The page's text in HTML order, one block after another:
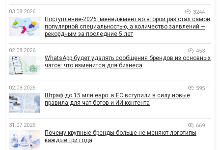
03.08.2026 3244
Поступление-2026: менеджмент во второй раз стал самой
популярной специальностью, а количество заявлений —
рекордным за последние 5 лет
02.08.2026 453
WhatsApp будет удалять сообщения брендов из основных
чатов: что изменится для бизнеса
02.08.2026 595
Штраф до 15 млн евро: в ЕС вступили в силу новые
правила для чат-ботов и ИИ-контента
31.07.2026 669
Почему крупные бренды больше не меняют логотипы
каждые три года